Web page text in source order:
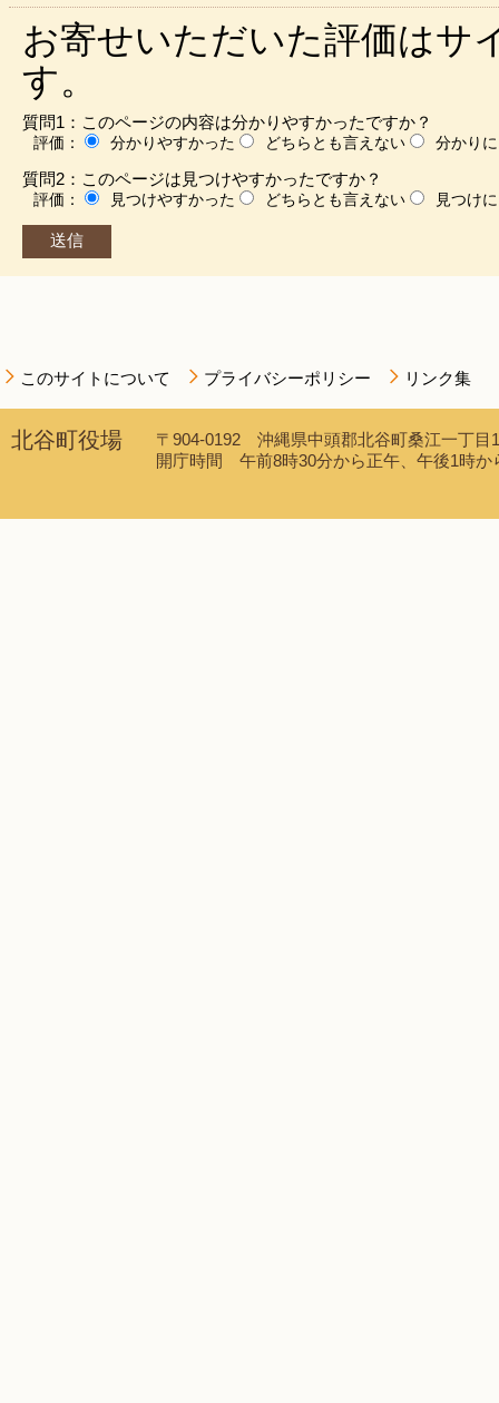
お寄せいただいた評価はサ
す。
質問1：このページの内容は分かりやすかったですか？
評価： 分かりやすかった どちらとも言えない 分かり
質問2：このページは見つけやすかったですか？
評価： 見つけやすかった どちらとも言えない 見つけ
このサイトについて プライバシーポリシー リンク集
北谷町役場
〒904-0192 沖縄県中頭郡北谷町桑江一丁
開庁時間 午前8時30分から正午、午後1時か